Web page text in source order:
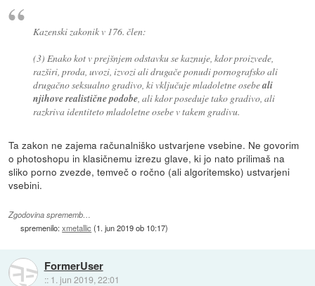
Kazenski zakonik v 176. člen:
(3) Enako kot v prejšnjem odstavku se kaznuje, kdor proizvede,
razširi, proda, uvozi, izvozi ali drugače ponudi pornografsko ali
drugačno seksualno gradivo, ki vključuje mladoletne osebeali
njihove realistične podobe, ali kdor poseduje tako gradivo, ali
razkriva identiteto mladoletne osebe v takem gradivu.
Ta zakon ne zajema računalniško ustvarjene vsebine. Ne govorim
o photoshopu in klasičnemu izrezu glave, ki jo nato prilimaš na
sliko porno zvezde, temveč o ročno (ali algoritemsko) ustvarjeni
vsebini.
Zgodovina sprememb…
spremenilo:xmetallic (1. jun 2019 ob 10:17)
FormerUser
:: 1. jun 2019, 22:01